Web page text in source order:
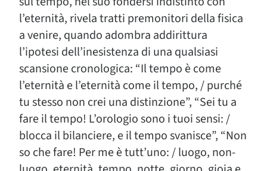
l’eternità, rivela tratti premonitori della fisica
a venire, quando adombra addirittura
l’ipotesi dell’inesistenza di una qualsiasi
scansione cronologica: “Il tempo è come
l’eternità e l’eternità come il tempo, / purché
tu stesso non crei una distinzione”, “Sei tu a
fare il tempo! L’orologio sono i tuoi sensi: /
blocca il bilanciere, e il tempo svanisce”, “Non
so che fare! Per me è tutt’uno: / luogo, non-